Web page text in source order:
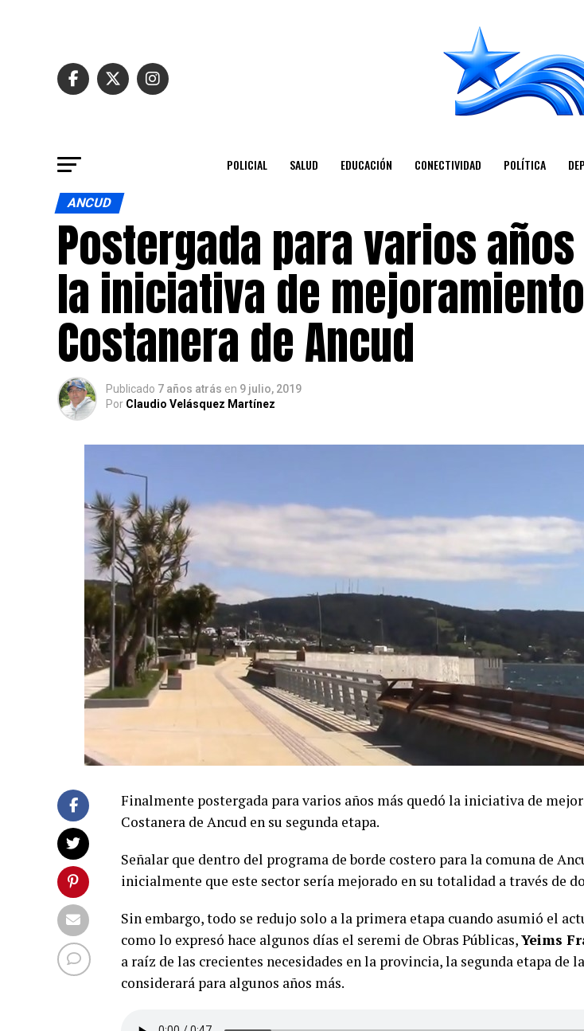
POLICIAL SALUD EDUCACIÓN CONECTIVIDAD POLÍTICA
ANCUD
Postergada para varios
la iniciativa de
Costanera de Ancud
Publicado 7 años atrás en 9 julio, 2019
Por Claudio Velásquez Martínez
Finalmente postergada para varios años más quedó la iniciativa de
Costanera de Ancud en su segunda etapa.
Señalar que dentro del programa de borde costero para la comuna de
inicialmente que este sector sería mejorado en su totalidad a través de
Sin embargo, todo se redujo solo a la primera etapa cuando asumió el
como lo expresó hace algunos días el seremi de Obras Públicas,Yeims
a raíz de las crecientes necesidades en la provincia, la segunda etapa de
considerará para algunos años más.